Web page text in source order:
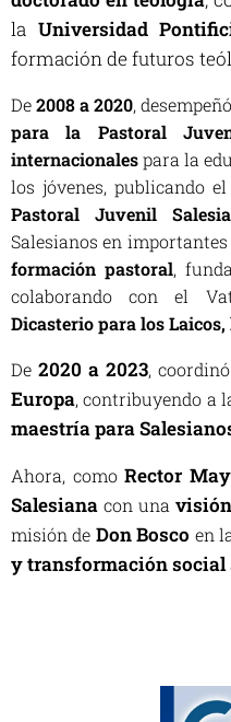
la Universidad
formación de futuros
De2008 a 2020,
para la Pastoral
internacionalespara la
los jóvenes, publicando el
Pastoral Juvenil
Salesianos en importantes
formación pastoral,
colaborando con el
Dicasterio para los
De 2020 a 2023,
Europa, contribuyendo a
maestría para
Ahora, como Rector
Salesiana con una
misión de Don Bosco en
y transformación social